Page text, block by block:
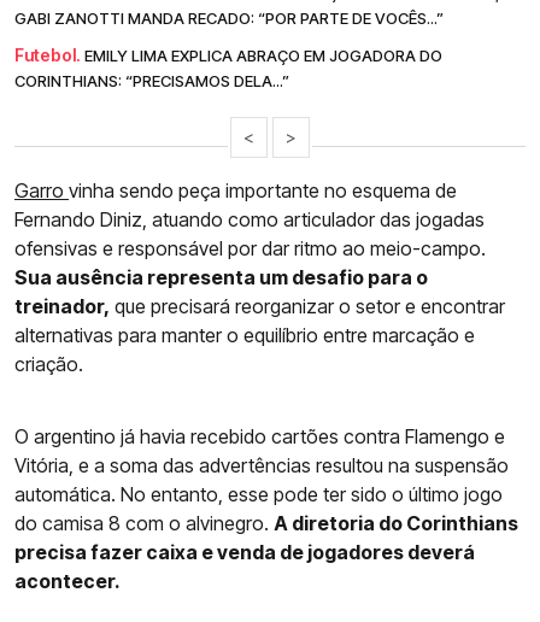
GABI ZANOTTI MANDA RECADO: “POR PARTE DE VOCÊS...”
Futebol. EMILY LIMA EXPLICA ABRAÇO EM JOGADORA DO
CORINTHIANS: “PRECISAMOS DELA...”
< >
Garro vinha sendo peça importante no esquema de
Fernando Diniz, atuando como articulador das jogadas
ofensivas e responsável por dar ritmo ao meio-campo.
Sua ausência representa um desafio para o
treinador, que precisará reorganizar o setor e encontrar
alternativas para manter o equilíbrio entre marcação e
criação.
O argentino já havia recebido cartões contra Flamengo e
Vitória, e a soma das advertências resultou na suspensão
automática. No entanto, esse pode ter sido o último jogo
do camisa 8 com o alvinegro. A diretoria do Corinthians
precisa fazer caixa e venda de jogadores deverá
acontecer.